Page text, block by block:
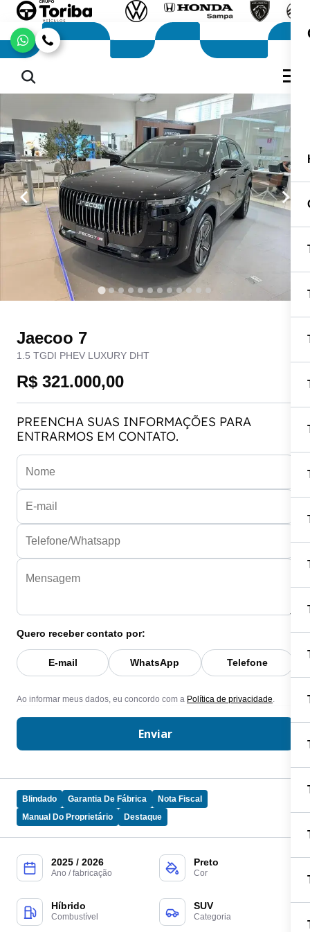
Blindado Garantia De Fábrica
Nota Fiscal
Manual Do Proprietário
Destaque
2025 / 2026
Ano / fabricação
Preto
Cor
Híbrido
Combustível
SUV
Categoria
Jaecoo 7
1.5 TGDI PHEV LUXURY DHT
R$ 321.000,00
PREENCHA SUAS INFORMAÇÕES PARA
ENTRARMOS EM CONTATO.
Quero receber contato por:
E-mail WhatsApp Telefone
Ao informar meus dados, eu concordo com a Política de privacidade
Enviar